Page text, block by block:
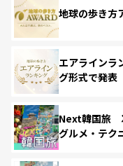
地球の歩き方
エアライン
グ形式で発表
Next韓国旅
グルメ・テク